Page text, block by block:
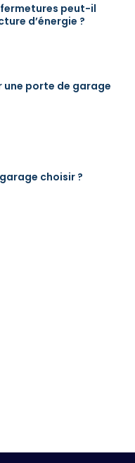
fermetures peut-il
d’énergie ?
une porte de garage
choisir ?